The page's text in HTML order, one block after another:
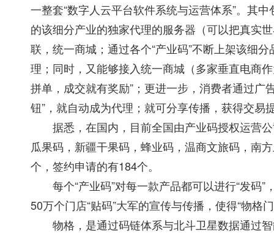
一整套“数字人云平台软件系统与运营体系”。其
的该细分产业的独家代理的服务器（可以把真实
联，统一商城；通过各个“产业码”不断上架该细
理；同时，又能够接入统一商城（多家垂直电商
拼单，成交就有奖励”；更进一步，消费者通过
钮”，就自动成为代理；就可分享传播，获得交易
据悉，在国内，目前全国由产业码授权运营公
瓜果码，新疆干果码，蜂业码，温商文旅码，南
个，签约申请的有184个。
每个“产业码”对每一款产品都可以进行“发码”
50万个门店“贴码”大军的宣传与传播，使得“物格
物格，是通过码链体系与北斗卫星数据通过智